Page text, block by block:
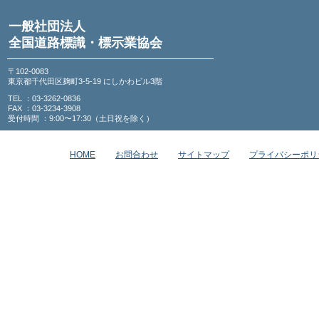
一般社団法人
全国道路標識・標示業協会
〒102-0083
東京都千代田区麹町3-5-19 にしかわビル3階
TEL ：03-3262-0836
FAX ：03-3234-3908
受付時間 ：9:00〜17:30（土日祝を除く）
HOME お問合わせ サイトマップ プライバシーポ